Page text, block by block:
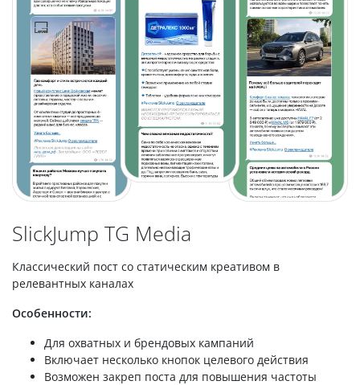
SlickJump TG Media
Классический пост со статическим креативом в
релевантных каналах
Особенности:
Для охватных и брендовых кампаний
Включает несколько кнопок целевого действия
Возможен закреп поста для повышения частоты